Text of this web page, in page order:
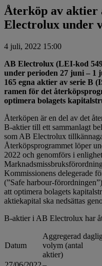
Återköp av aktier
Electrolux under
4 juli, 2022 15:00
AB Electrolux (LEI-kod
under perioden 27 juni – 1
165 egna aktier av serie B
ramen för det
optimera bolagets
Återköpen är en del av det
B-aktier till ett sammanlagt
som AB Electrolux
Återköpsprogrammet löper
2022 och genomförs i
Kommissionens delegerade
(”Safe harbour-
att optimera bolagets
aktiekapital ska nedsättas
B-aktier i AB Electrolux har
Datum
Aggregerad daglig
volym (antal
aktier)